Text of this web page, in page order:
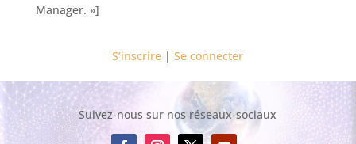
Manager. »]
S’inscrire |Se connecter
Suivez-nous sur nos réseaux-sociaux